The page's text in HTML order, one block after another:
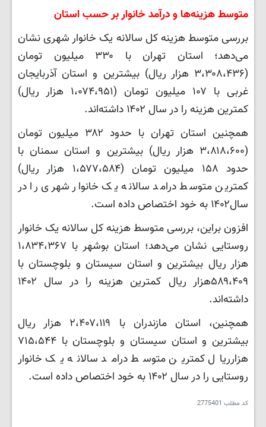
متوسط هزینه‌ها و درآمد خانوار بر حسب استان
بررسی متوسط هزینه کل سالانه یک خانوار شهری نشان
می‌دهد؛ استان تهران با ۳۳۰ میلیون تومان
(۳،۳۰۸،۴۳۶ هزار ریال) بیشترین و استان آذربایجان
غربی با ۱۰۷ میلیون تومان (۱،۰۷۴،۹۵۱ هزار ریال)
کمترین هزینه را در سال ۱۴۰۲ داشته‌اند.
همچنین استان تهران با حدود ۳۸۲ میلیون تومان
(۳،۸۱۸،۶۰۰ هزار ریال) بیشترین و استان سمنان با
حدود ۱۵۸ میلیون تومان (۱،۵۷۷،۵۸۴ هزار ریال)
کمترین متوسط درامد سالانه یک خانوار شهری را در
سال۱۴۰۲ به خود اختصاص داده است.
افزون براین، بررسی متوسط هزینه کل سالانه یک خانوار
روستایی نشان می‌دهد؛ استان بوشهر با ۱،۸۳۴،۳۶۷
هزار ریال بیشترین و استان سیستان و بلوچستان با
۵۸۹،۴۰۹هزار ریال کمترین هزینه را در سال ۱۴۰۲
داشته‌اند.
همچنین، استان مازندران با ۲،۴۰۷،۱۱۹ هزار ریال
بیشترین و استان سیستان و بلوچستان با ۷۱۵،۵۴۴
هزارریال کمترین متوسط درامد سالانه یک خانوار
روستایی را در سال ۱۴۰۲ به خود اختصاص داده است.
کد مطلب 2775401